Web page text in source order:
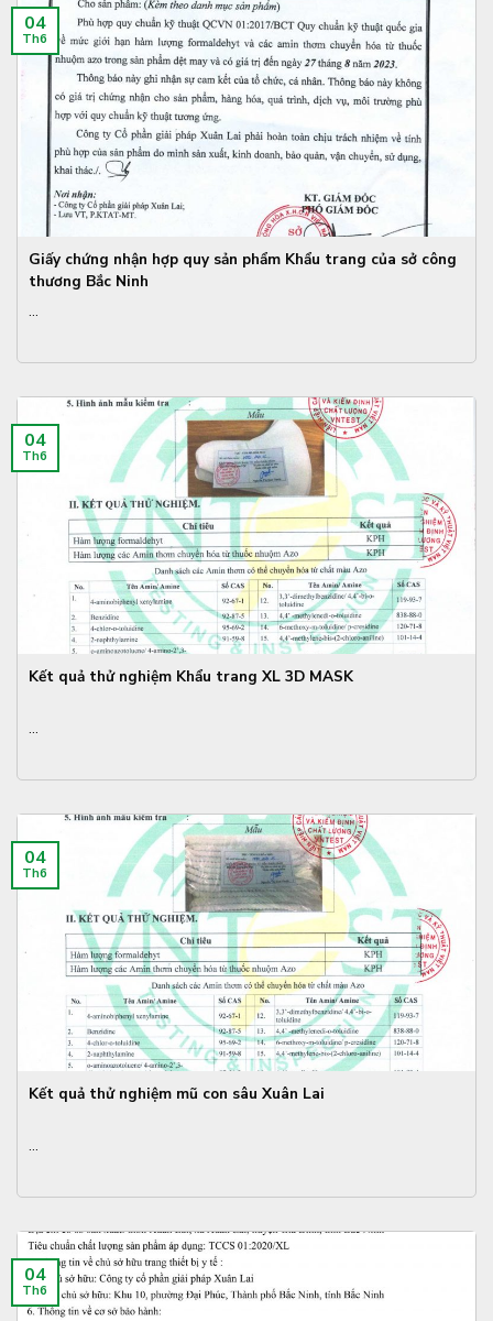
Giấy chứng nhận hợp quy sản phẩm Khẩu trang của sở công
thương Bắc Ninh
...
04
Th6
Kết quả thử nghiệm Khẩu trang XL 3D MASK
...
04
Th6
Kết quả thử nghiệm mũ con sâu Xuân Lai
...
04
Th6
04
Th6